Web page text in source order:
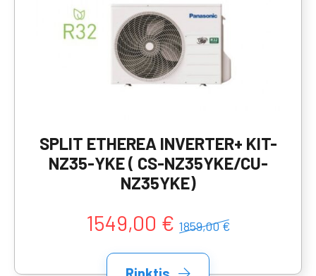
SPLIT ETHEREA INVERTER+ KIT-
NZ35-YKE ( CS-NZ35YKE/CU-
NZ35YKE)
1549,00 € 1859,00 €